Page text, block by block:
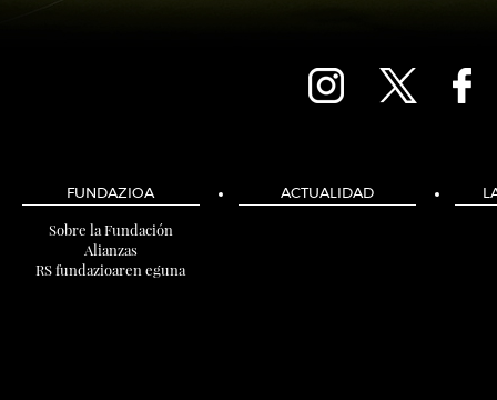
FUNDAZIOA
Sobre la Fundación
Alianzas
RS fundazioaren eguna
ACTUALIDAD